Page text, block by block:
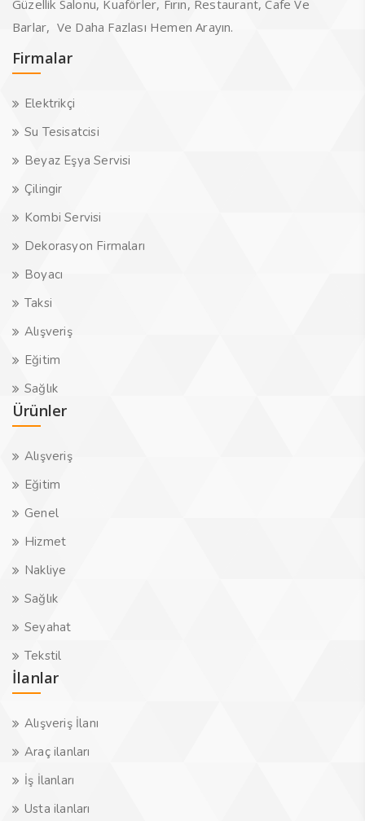
Güzellik Salonu, Kuaförler, Fırın, Restaurant, Cafe Ve
Barlar, Ve Daha Fazlası Hemen Arayın.
Firmalar
Elektrikçi
Su Tesisatcisi
Beyaz Eşya Servisi
Çilingir
Kombi Servisi
Dekorasyon Firmaları
Boyacı
Taksi
Alışveriş
Eğitim
Sağlık
Ürünler
Alışveriş
Eğitim
Genel
Hizmet
Nakliye
Sağlık
Seyahat
Tekstil
İlanlar
Alışveriş İlanı
Araç ilanları
İş İlanları
Usta ilanları